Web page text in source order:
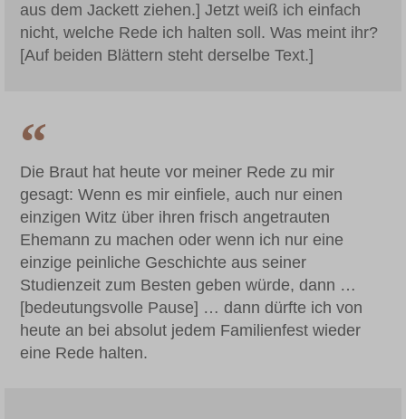
aus dem Jackett ziehen.] Jetzt weiß ich einfach
nicht, welche Rede ich halten soll. Was meint ihr?
[Auf beiden Blättern steht derselbe Text.]
Die Braut hat heute vor meiner Rede zu mir
gesagt: Wenn es mir einfiele, auch nur einen
einzigen Witz über ihren frisch angetrauten
Ehemann zu machen oder wenn ich nur eine
einzige peinliche Geschichte aus seiner
Studienzeit zum Besten geben würde, dann …
[bedeutungsvolle Pause] … dann dürfte ich von
heute an bei absolut jedem Familienfest wieder
eine Rede halten.